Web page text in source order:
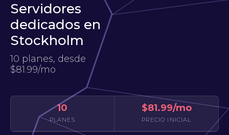
Servidores
dedicados en
Stockholm
10 planes, desde
$81.99/mo
10
PLANES
$81.99/mo
PRECIO INICIAL